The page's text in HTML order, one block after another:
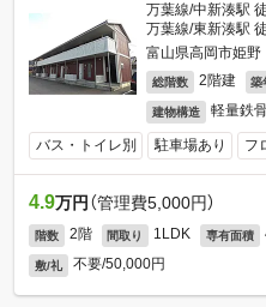
万葉線/中新湊駅
万葉線/東新湊駅
富山県高岡市姫野
総階数 2階建 築
建物構造 軽量鉄
バス・トイレ別 駐車場あり フ
4.9万円 （管理費5,000円）
階数 2階 間取り 1LDK 専有面積
敷/礼 不要/50,000円